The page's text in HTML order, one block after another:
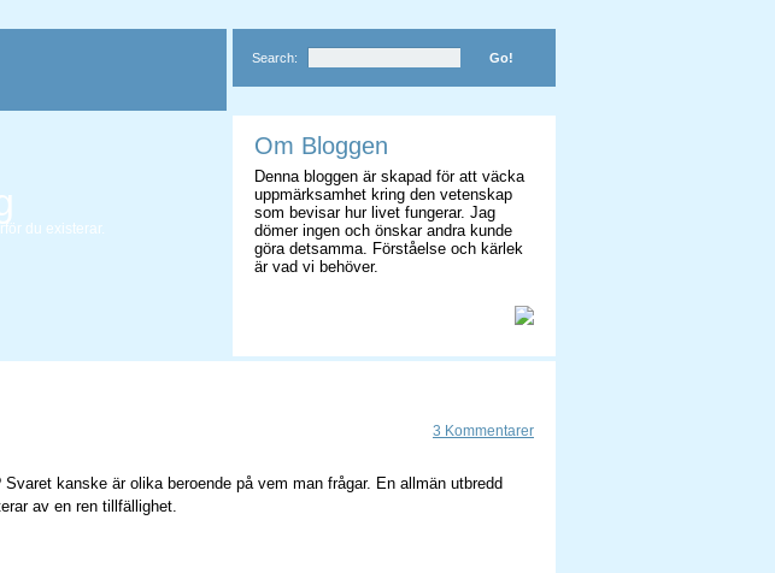
Search:
du existerar.
Om Bloggen
Denna bloggen är skapad för att väcka
uppmärksamhet kring den vetenskap
som bevisar hur livet fungerar. Jag
dömer ingen och önskar andra kunde
göra detsamma. Förståelse och kärlek
är vad vi behöver.
3 Kommentarer
kanske är olika beroende på vem man frågar. En allmän utbredd
av en ren tillfällighet.